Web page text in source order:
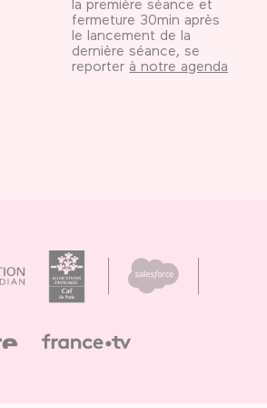
la première séance et
fermeture 30min après
le lancement de la
dernière séance, se
reporter à notre agenda